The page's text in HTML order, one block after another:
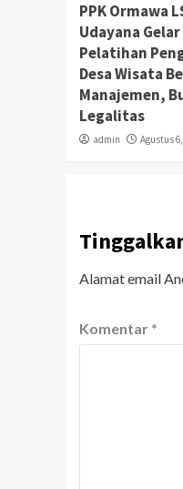
PPK Ormawa
Udayana
Pelatihan
Desa Wisata
Manajemen,
Legalitas
admin Agustus
Alamat email
Komentar *